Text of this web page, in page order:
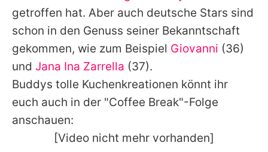
getroffen hat. Aber auch deutsche Stars sind
schon in den Genuss seiner Bekanntschaft
gekommen, wie zum Beispiel Giovanni (36)
und Jana Ina Zarrella (37).
Buddys tolle Kuchenkreationen könnt ihr
euch auch in der "Coffee Break"-Folge
anschauen:
[Video nicht mehr vorhanden]